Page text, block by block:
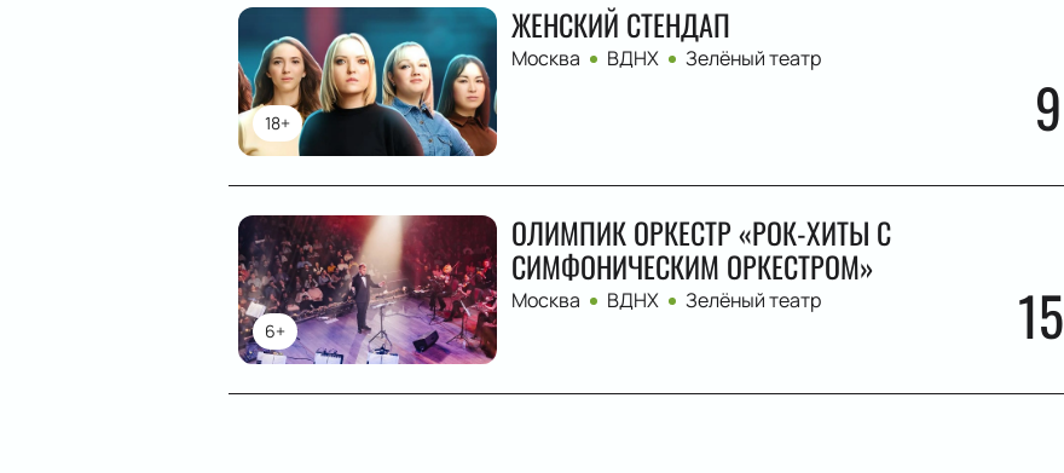
18+
ЖЕНСКИЙ СТЕНДАП
Москва ВДНХ Зелёный театр
9
6+
ОЛИМПИК ОРКЕСТР «РОК-ХИТЫ С
СИМФОНИЧЕСКИМ ОРКЕСТРОМ»
Москва ВДНХ Зелёный театр 15